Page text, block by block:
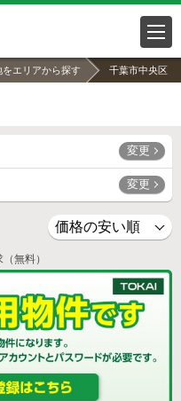
をエリアから探す 千葉市中央区
変更
変更
無料）